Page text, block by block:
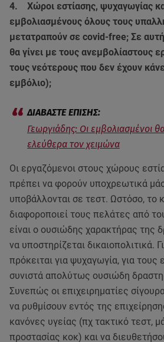
4. Χώροι εστίασης, ψυχαγωγίας
εμβολιασμένους όλους τους
μετατραπούν σε covid-free; Σε
θα γίνει με τους ανεμβολίαστους
τους νεότερους που δεν έχουν
εμβόλιο);
Γεωργιάδης: Οι εμβολιασμένοι
ελεύθερα τον χειμώνα
Οι εργαζόμενοι στους χώρους
πρέπει να φορούν υποχρεωτικά
υποβάλλονται σε τεστ. Ωστόσο, το
διαφοροποιεί τους πελάτες από
είναι ο ουσιώδης χαρακτήρας της
να υποστηρίζεται δικαιοπολιτικά.
πρόκειται για ψυχαγωγία, για τους
συνιστά απολύτως ουσιώδη
Συνεπώς οι επιχειρηματίες
να ρυθμίσουν εντός της
κανόνες υγείας (πχ τακτικό τεστ,
προστασίας κοκ) και να